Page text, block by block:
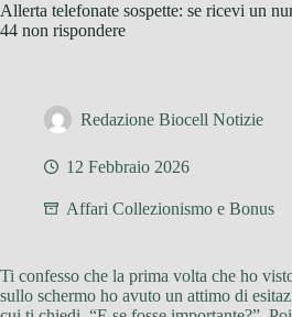
Allerta telefonate sospette: se ricevi un
44 non rispondere
Redazione Biocell Notizie
12 Febbraio 2026
Affari Collezionismo e Bonus
Ti confesso che la prima volta che ho
sullo schermo ho avuto un attimo di